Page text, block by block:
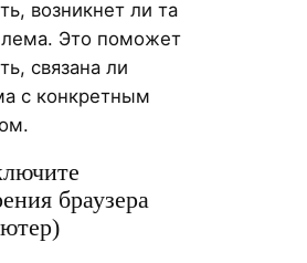
возникнет ли та
Это поможет
связана ли
с конкретным
браузера